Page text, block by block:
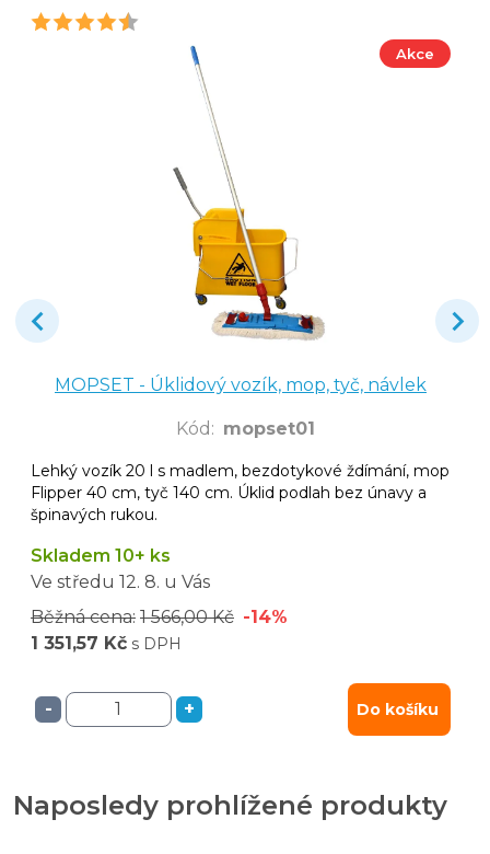
Akce
MOPSET - Úklidový vozík, mop, tyč, návlek
Kód : mopset01
Lehký vozík 20 l s madlem, bezdotykové ždímání, mop
Flipper 40 cm, tyč 140 cm. Úklid podlah bez únavy a
špinavých rukou.
Skladem 10+ ks
Ve středu 12. 8. u Vás
Běžná cena: 1 566,00 Kč -14%
1 351,57 Kč s DPH
- + Do košíku
Naposledy prohlížené produkty